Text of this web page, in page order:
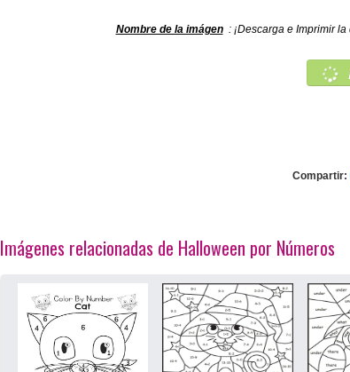
Nombre de la imágen : ¡Descarga e Imprimir
Compartir:
Imágenes relacionadas de Halloween por Números